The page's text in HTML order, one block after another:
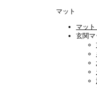
マット
マッ
玄関マ